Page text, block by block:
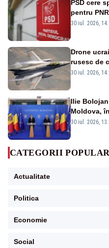
PSD cere
pentru
sănătății
30 iul. 2026,
Drone
rusesc de
30 iul. 2026,
Ilie
Moldova,
Tofan,
30 iul. 2026,
CATEGORII
Actualitate
Politica
Economie
Social